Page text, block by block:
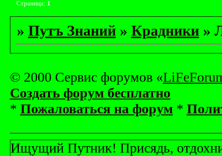
Страница: 1
» Путъ Знаний » Крадники »
© 2000 Сервис форумов «
Создать форум бесплатно
* Пожаловаться на форум*
Ищущий Путник! Присядь,